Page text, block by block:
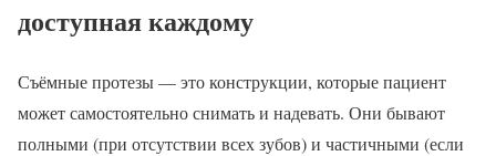
доступная каждому
Съёмные протезы — это конструкции, которые пациент
может самостоятельно снимать и надевать. Они бывают
полными (при отсутствии всех зубов) и частичными (если